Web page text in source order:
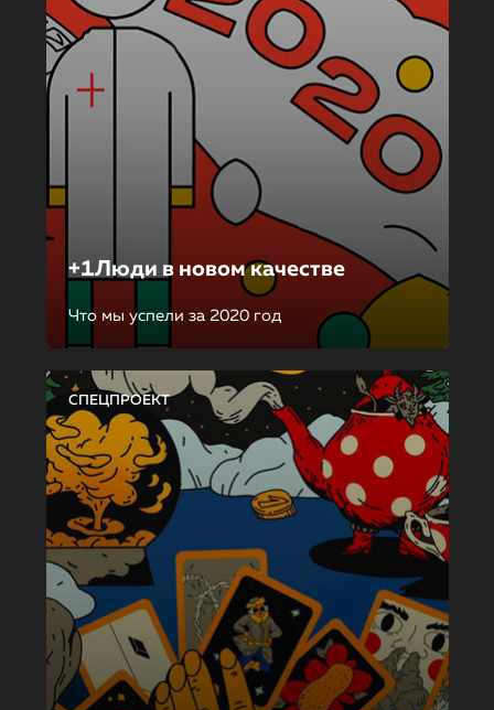
+1Люди в новом качестве
Что мы успели за 2020 год
СПЕЦПРОЕКТ